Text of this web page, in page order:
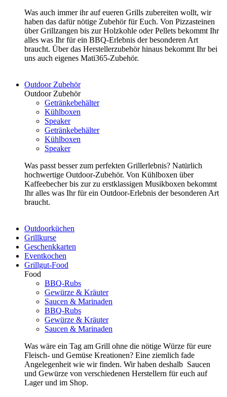
Was auch immer ihr auf eueren Grills zubereiten wollt, wir
haben das dafür nötige Zubehör für Euch. Von Pizzasteinen
über Grillzangen bis zur Holzkohle oder Pellets bekommt Ihr
alles was Ihr für ein BBQ-Erlebnis der besonderen Art
braucht. Über das Herstellerzubehör hinaus bekommt Ihr bei
uns auch eigenes Mati365-Zubehör.
Outdoor Zubehör
Outdoor Zubehör
Getränkebehälter
Kühlboxen
Speaker
Getränkebehälter
Kühlboxen
Speaker
Was passt besser zum perfekten Grillerlebnis? Natürlich
hochwertige Outdoor-Zubehör. Von Kühlboxen über
Kaffeebecher bis zur zu erstklassigen Musikboxen bekommt
Ihr alles was Ihr für ein Outdoor-Erlebnis der besonderen Art
braucht.
Outdoorküchen
Grillkurse
Geschenkkarten
Eventkochen
Grillgut-Food
Food
BBQ-Rubs
Gewürze & Kräuter
Saucen & Marinaden
BBQ-Rubs
Gewürze & Kräuter
Saucen & Marinaden
Was wäre ein Tag am Grill ohne die nötige Würze für eure
Fleisch- und Gemüse Kreationen? Eine ziemlich fade
Angelegenheit wie wir finden. Wir haben deshalb Saucen
und Gewürze von verschiedenen Herstellern für euch auf
Lager und im Shop.